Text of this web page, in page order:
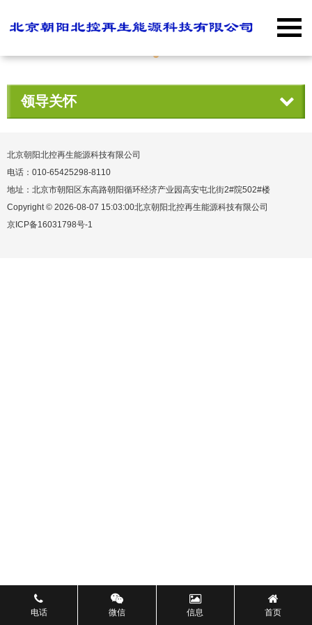
领导关怀
北京朝阳北控再生能源科技有限公司
电话：010-65425298-8110
地址：北京市朝阳区东高路朝阳循环经济产业园高安屯北街2#院502#楼
Copyright © 2026-08-07 15:03:00北京朝阳北控再生能源科技有限公司
京ICP备16031798号-1
电话 微信 信息 首页